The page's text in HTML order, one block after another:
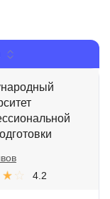
4.2